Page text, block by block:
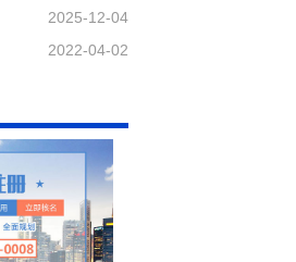
2025-12-04
2022-04-02